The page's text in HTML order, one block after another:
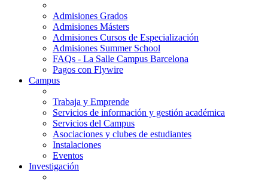
Admisiones Grados
Admisiones Másters
Admisiones Cursos de Especialización
Admisiones Summer School
FAQs - La Salle Campus Barcelona
Pagos con Flywire
Campus
Trabaja y Emprende
Servicios de información y gestión académica
Servicios del Campus
Asociaciones y clubes de estudiantes
Instalaciones
Eventos
Investigación